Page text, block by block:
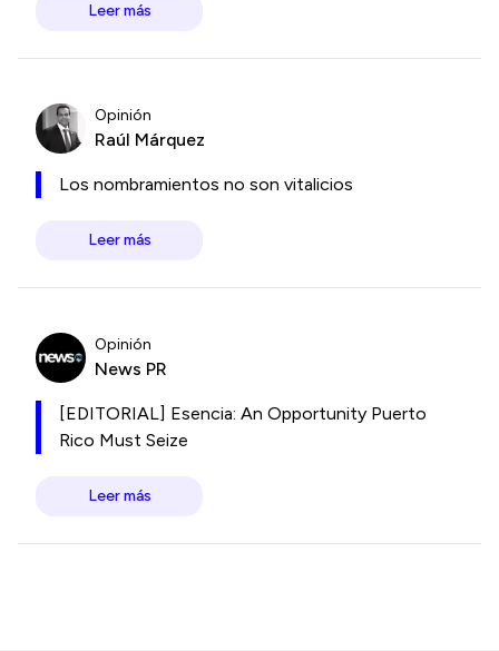
Leer más
Opinión
Raúl Márquez
Los nombramientos no son vitalicios
Leer más
Opinión
News PR
[EDITORIAL] Esencia: An Opportunity Puerto
Rico Must Seize
Leer más